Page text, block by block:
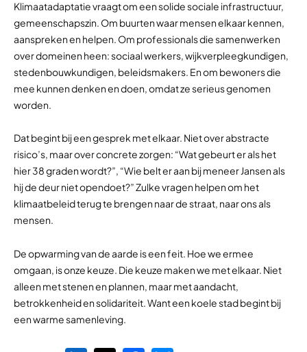
Klimaatadaptatie vraagt om een solide sociale infrastructuur,
gemeenschapszin. Om buurten waar mensen elkaar kennen,
aanspreken en helpen. Om professionals die samenwerken
over domeinen heen: sociaal werkers, wijkverpleegkundigen,
stedenbouwkundigen, beleidsmakers. En om bewoners die
mee kunnen denken en doen, omdat ze serieus genomen
worden.
Dat begint bij een gesprek met elkaar. Niet over abstracte
risico’s, maar over concrete zorgen: “Wat gebeurt er als het
hier 38 graden wordt?”, “Wie belt er aan bij meneer Jansen als
hij de deur niet opendoet?” Zulke vragen helpen om het
klimaatbeleid terug te brengen naar de straat, naar ons als
mensen.
De opwarming van de aarde is een feit. Hoe we ermee
omgaan, is onze keuze. Die keuze maken we met elkaar. Niet
alleen met stenen en plannen, maar met aandacht,
betrokkenheid en solidariteit. Want een koele stad begint bij
een warme samenleving.